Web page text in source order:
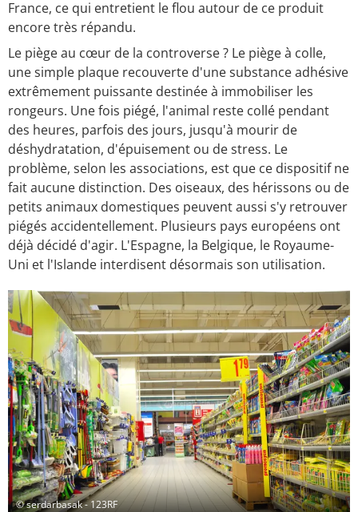
France, ce qui entretient le flou autour de ce produit
encore très répandu.
Le piège au cœur de la controverse ? Le piège à colle,
une simple plaque recouverte d'une substance adhésive
extrêmement puissante destinée à immobiliser les
rongeurs. Une fois piégé, l'animal reste collé pendant
des heures, parfois des jours, jusqu'à mourir de
déshydratation, d'épuisement ou de stress. Le
problème, selon les associations, est que ce dispositif ne
fait aucune distinction. Des oiseaux, des hérissons ou de
petits animaux domestiques peuvent aussi s'y retrouver
piégés accidentellement. Plusieurs pays européens ont
déjà décidé d'agir. L'Espagne, la Belgique, le Royaume-
Uni et l'Islande interdisent désormais son utilisation.
© serdarbasak - 123RF